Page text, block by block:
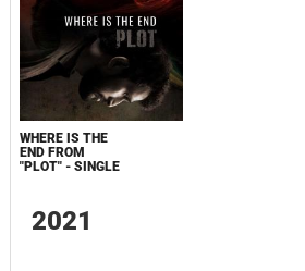
WHERE IS THE
END FROM
"PLOT" - SINGLE
2021